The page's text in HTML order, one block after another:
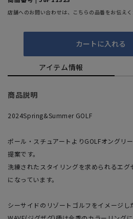
店舗へのお問い合わせは、こちらの品番をお伝えく
カートに入れる
アイテム情報
商品説明
2024Spring&Summer GOLF
ポール・スチュアートよりGOLFオングリ
提案です。
洗練されたスタイリングを求められるエ
になっています。
シーサイドのリゾートゴルフをイメージし